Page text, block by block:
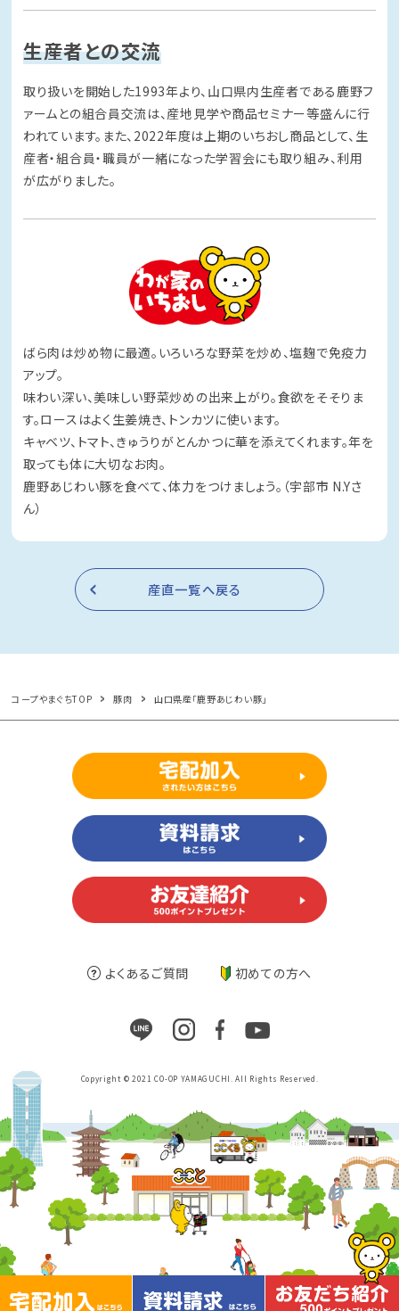
生産者との交流
取り扱いを開始した1993年より、山口県内生産者である鹿野フ
ァームとの組合員交流は、産地見学や商品セミナー等盛んに行
われています。また、2022年度は上期のいちおし商品として、生
産者・組合員・職員が一緒になった学習会にも取り組み、利用
が広がりました。
ばら肉は炒め物に最適。いろいろな野菜を炒め、塩麹で免疫力
アップ。
味わい深い、美味しい野菜炒めの出来上がり。食欲をそそりま
す。ロースはよく生姜焼き、トンカツに使います。
キャベツ、トマト、きゅうりがとんかつに華を添えてくれます。年を
取っても体に大切なお肉。
鹿野あじわい豚を食べて、体力をつけましょう。（宇部市 N.Yさ
ん）
産直一覧へ戻る
コープやまぐちTOP 豚肉 山口県産「鹿野あじわい豚」
よくあるご質問 初めての方へ
Copyright © 2021 CO-OP YAMAGUCHI. All Rights Reserved.